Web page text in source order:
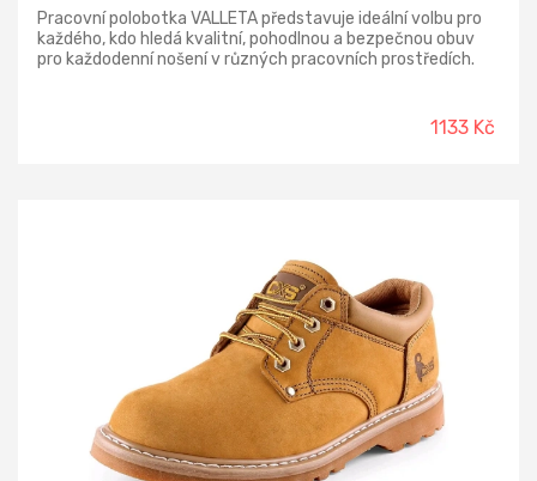
Pracovní polobotka VALLETA představuje ideální volbu pro
každého, kdo hledá kvalitní, pohodlnou a bezpečnou obuv
pro každodenní nošení v různých pracovních prostředích.
Vkládací stélka: anatomicky tvarovaná s latexovou1133 Kč